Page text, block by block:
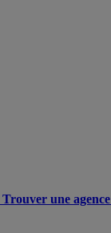
Trouver une agence